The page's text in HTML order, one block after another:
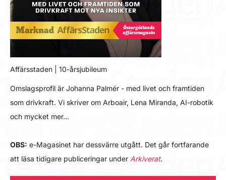
Affärsstaden | 10-årsjubileum
Omslagsprofil är Johanna Palmér - med livet och framtiden
som drivkraft. Vi skriver om Arboair, Lena Miranda, AI-robotik
och mycket mer…
OBS: e-Magasinet har dessvärre utgått. Det går fortfarande
att läsa tidigare publiceringar under Arkiverat.